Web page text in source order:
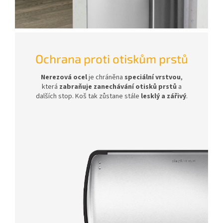
Ochrana proti otiskům prstů
Nerezová ocelje chráněna speciální vrstvou,
která zabraňuje zanechávání otisků prstů a
dalších stop. Koš tak zůstane stále lesklý a zářivý.